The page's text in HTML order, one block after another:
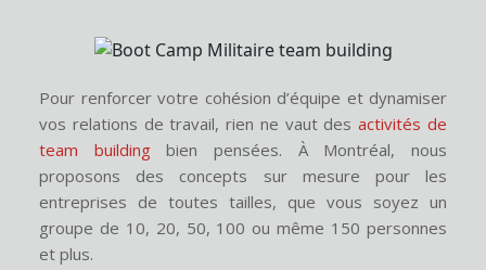
Pour renforcer votre cohésion d’équipe et dynamiser
vos relations de travail, rien ne vaut desactivités de
team buildingbien pensées. À Montréal, nous
proposons des concepts sur mesure pour les
entreprises de toutes tailles, que vous soyez un
groupe de 10, 20, 50, 100 ou même 150 personnes
et plus.